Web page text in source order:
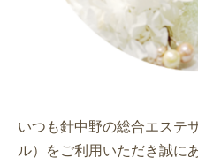
いつも針中野の総合エステ
ル）をご利用いただき誠に